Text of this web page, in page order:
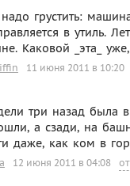
грустить:
в утиль.
Каковой _эта_
11 июня 2011 в 10:20
три назад была
а сзади, на
даже, как ком в
12 июня 2011 в 04:08